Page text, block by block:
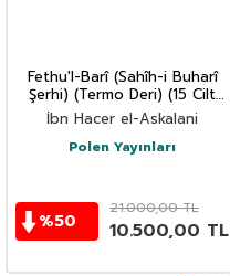
Fethu'l-Barî (Sahîh-i Buharî
Şerhi) (Termo Deri) (15 Cilt
Takım)
İbn Hacer el-Askalani
Polen Yayınları
%50
21.000,00TL
10.500,00 TL